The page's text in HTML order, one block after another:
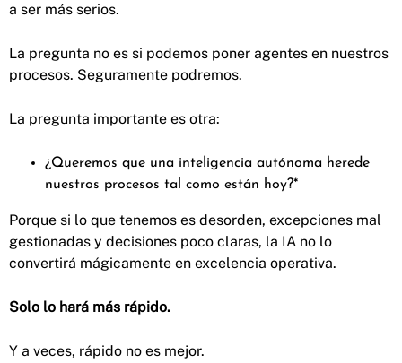
a ser más serios.
La pregunta no es si podemos poner agentes en nuestros
procesos. Seguramente podremos.
La pregunta importante es otra:
¿Queremos que una inteligencia autónoma herede
nuestros procesos tal como están hoy?*
Porque si lo que tenemos es desorden, excepciones mal
gestionadas y decisiones poco claras, la IA no lo
convertirá mágicamente en excelencia operativa.
Solo lo hará más rápido.
Y a veces, rápido no es mejor.